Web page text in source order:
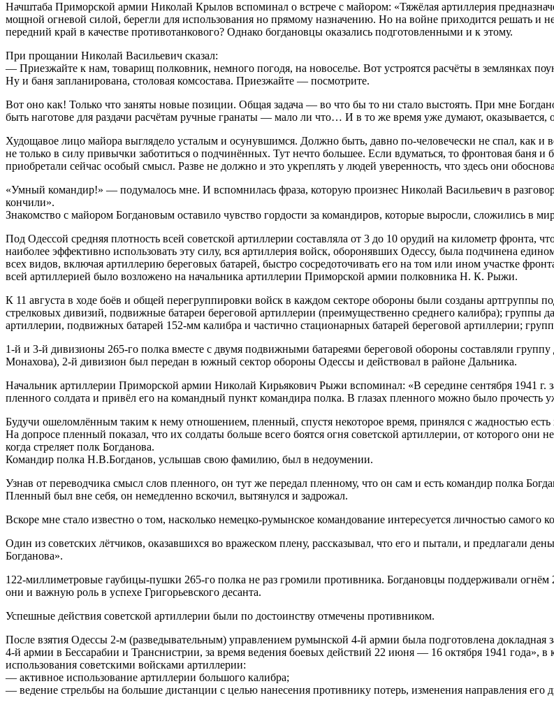
Начштаба Приморской армии Николай Крылов вспоминал о встрече с майором: «Тяжёлая артиллерия
мощной огневой силой, берегли для использования но прямому назначению. Но на войне приходится решать и
передний край в качестве противотанкового? Однако богдановцы оказались подготовленными и к этому.
При прощании Николай Васильевич сказал:
— Приезжайте к нам, товарищ полковник, немного погодя, на новоселье. Вот устроятся расчёты в землянках
Ну и баня запланирована, столовая комсостава. Приезжайте — посмотрите.
Вот оно как! Только что заняты новые позиции. Общая задача — во что бы то ни стало выстоять. При мне
быть наготове для раздачи расчётам ручные гранаты — мало ли что… И в то же время уже думают, оказывается,
Худощавое лицо майора выглядело усталым и осунувшимся. Должно быть, давно по-человечески не спал, как и
не только в силу привычки заботиться о подчинённых. Тут нечто большее. Если вдуматься, то фронтовая баня и
приобретали сейчас особый смысл. Разве не должно и это укреплять у людей уверенность, что здесь они
«Умный командир!» — подумалось мне. И вспомнилась фраза, которую произнес Николай Васильевич в
кончили».
Знакомство с майором Богдановым оставило чувство гордости за командиров, которые выросли, сложились в
Под Одессой средняя плотность всей советской артиллерии составляла от 3 до 10 орудий на километр фронта,
наиболее эффективно использовать эту силу, вся артиллерия войск, оборонявших Одессу, была подчинена
всех видов, включая артиллерию береговых батарей, быстро сосредоточивать его на том или ином участке
всей артиллерией было возложено на начальника артиллерии Приморской армии полковника Н. К. Рыжи.
К 11 августа в ходе боёв и общей перегруппировки войск в каждом секторе обороны были созданы артгруппы
стрелковых дивизий, подвижные батареи береговой артиллерии (преимущественно среднего калибра); группы
артиллерии, подвижных батарей 152-мм калибра и частично стационарных батарей береговой артиллерии;
1-й и 3-й дивизионы 265-го полка вместе с двумя подвижными батареями береговой обороны составляли группу
Монахова), 2-й дивизион был передан в южный сектор обороны Одессы и действовал в районе Дальника.
Начальник артиллерии Приморской армии Николай Кирьякович Рыжи вспоминал: «В середине сентября 1941 г.
пленного солдата и привёл его на командный пункт командира полка. В глазах пленного можно было
Будучи ошеломлённым таким к нему отношением, пленный, спустя некоторое время, принялся с жадностью есть
На допросе пленный показал, что их солдаты больше всего боятся огня советской артиллерии, от которого они
когда стреляет полк Богданова.
Командир полка Н.В.Богданов, услышав свою фамилию, был в недоумении.
Узнав от переводчика смысл слов пленного, он тут же передал пленному, что он сам и есть командир полка
Пленный был вне себя, он немедленно вскочил, вытянулся и задрожал.
Вскоре мне стало известно о том, насколько немецко-румынское командование интересуется личностью
Один из советских лётчиков, оказавшихся во вражеском плену, рассказывал, что его и пытали, и предлагали
Богданова».
122-миллиметровые гаубицы-пушки 265-го полка не раз громили противника. Богдановцы поддерживали
они и важную роль в успехе Григорьевского десанта.
Успешные действия советской артиллерии были по достоинству отмечены противником.
После взятия Одессы 2-м (разведывательным) управлением румынской 4-й армии была подготовлена
4-й армии в Бессарабии и Транснистрии, за время ведения боевых действий 22 июня — 16 октября 1941 года»,
использования советскими войсками артиллерии:
— активное использование артиллерии большого калибра;
— ведение стрельбы на большие дистанции с целью нанесения противнику потерь, изменения направления его